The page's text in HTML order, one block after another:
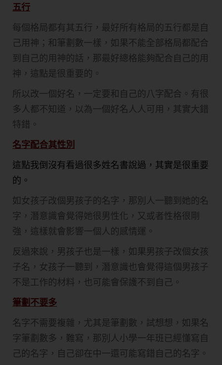
五行
每個格局都有其五行，最好所有格局的五行都是自
己用神；和筆劃數一樣，如果不能全部格局都配合
到自己的用神的話，那最好總格能夠配合自己的用
神，這點是很重要的。
所以改一個好名，一定要和自己的八字配合。有很
多人都不知道，以為一個好名人人可用，其實大錯
特錯。
名字配合其性別
這點我倒沒有看過很多姓名書說過，其實是很重要
的。
如女孩子改個男孩子的名字，那別人一聽到她的名
字，潛意識會覺得她很男性化，又或者性格很剛
強，這樣就會影響一個人的感情運。
反過來說，男孩子也是一樣，如果男孩子改個女孩
子名，女孩子一聽到，潛意識也會覺得這個男孩子
不是工作的材料，也可能會保護不到自己。
筆劃不要多
名字不需要複雜，尤其是筆劃數，試想想，如果名
字筆劃數多，難寫，那別人小學一年班已經懂寫自
己的名字，自己卻在中一還可能寫錯自己的名字。